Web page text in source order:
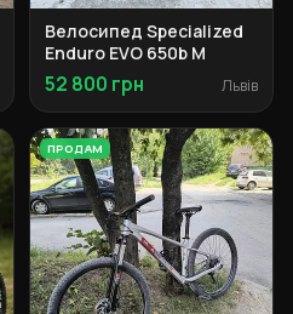
Велосипед Specialized
Enduro EVO 650b М
52 800 грн Львів
ПРОДАМ